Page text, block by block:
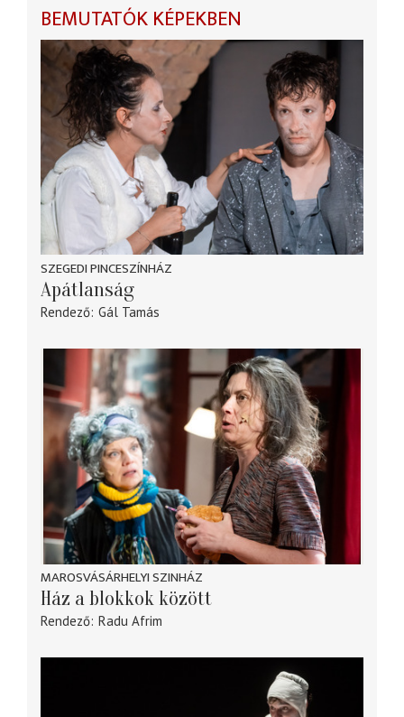
BEMUTATÓK KÉPEKBEN
SZEGEDI PINCESZÍNHÁZ
Apátlanság
Rendező Gál Tamás
MAROSVÁSÁRHELYI SZINHÁZ
Ház a blokkok között
Rendező Radu Afrim